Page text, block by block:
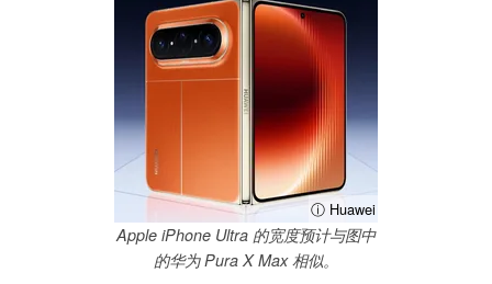
ⓘ Huawei
Apple iPhone Ultra 的宽度预计与图中
的华为 Pura X Max 相似。